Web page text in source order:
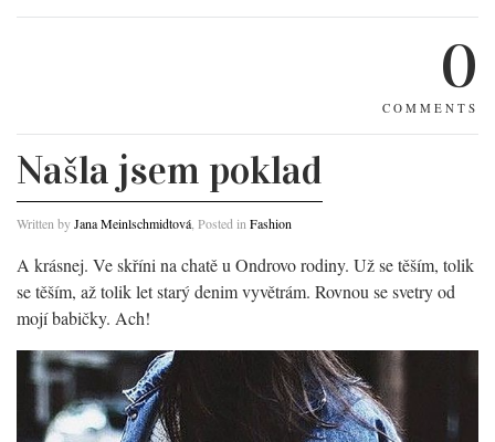
0
COMMENTS
Našla jsem poklad
Written byJana Meinlschmidtová , Posted in Fashion
A krásnej. Ve skříni na chatě u Ondrovo rodiny. Už se těším, tolik
se těším, až tolik let starý denim vyvětrám. Rovnou se svetry od
mojí babičky. Ach!